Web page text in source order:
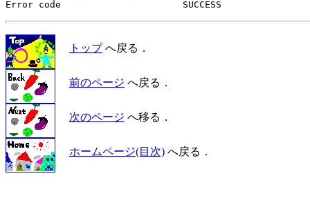
トップへ戻る．
前のページ へ戻る．
次のページ へ移る．
ホームページ(目次) へ戻る．